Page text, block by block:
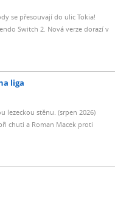
se přesouvají do ulic Tokia!
Switch 2. Nová verze dorazí v
liga
lezeckou stěnu. (srpen 2026)
chuti a Roman Macek proti